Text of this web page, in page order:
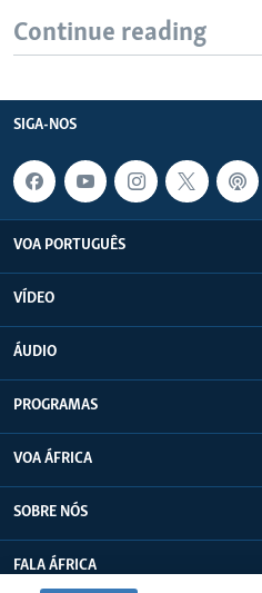
Continue reading
SIGA-NOS
VOA PORTUGUÊS
VÍDEO
ÁUDIO
PROGRAMAS
VOA ÁFRICA
SOBRE NÓS
FALA ÁFRICA